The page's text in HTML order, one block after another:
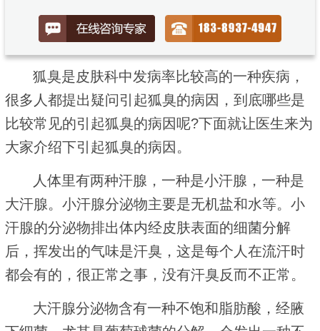
狐臭是皮肤科中发病率比较高的一种疾病，
很多人都提出疑问引起狐臭的病因，到底哪些是
比较常见的引起狐臭的病因呢?下面就让医生来为
大家介绍下引起狐臭的病因。
人体里有两种汗腺，一种是小汗腺，一种是
大汗腺。小汗腺分泌物主要是无机盐和水等。小
汗腺的分泌物排出体内经皮肤表面的细菌分解
后，挥发出的气味是汗臭，这是每个人在流汗时
都会有的，很正常之事，没有汗臭反而不正常。
大汗腺分泌物含有一种不饱和脂肪酸，经腋